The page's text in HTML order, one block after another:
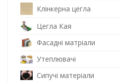
Клінкерна цегла
Цегла Кая
Фасадні матріали
Утеплювачі
Сипучі матеріали